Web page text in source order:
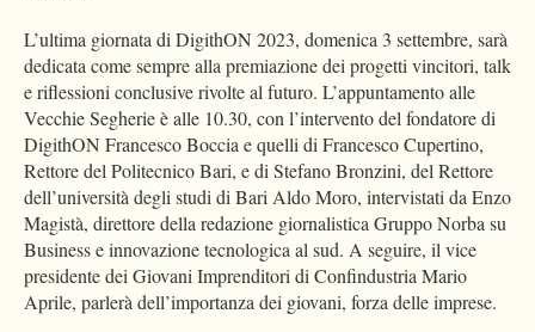
L’ultima giornata di DigithON 2023, domenica 3 settembre, sarà
dedicata come sempre alla premiazione dei progetti vincitori, talk
e riflessioni conclusive rivolte al futuro. L’appuntamento alle
Vecchie Segherie è alle 10.30, con l’intervento del fondatore di
DigithON Francesco Boccia e quelli di Francesco Cupertino,
Rettore del Politecnico Bari, e di Stefano Bronzini, del Rettore
dell’università degli studi di Bari Aldo Moro, intervistati da Enzo
Magistà, direttore della redazione giornalistica Gruppo Norba su
Business e innovazione tecnologica al sud. A seguire, il vice
presidente dei Giovani Imprenditori di Confindustria Mario
Aprile, parlerà dell’importanza dei giovani, forza delle imprese.